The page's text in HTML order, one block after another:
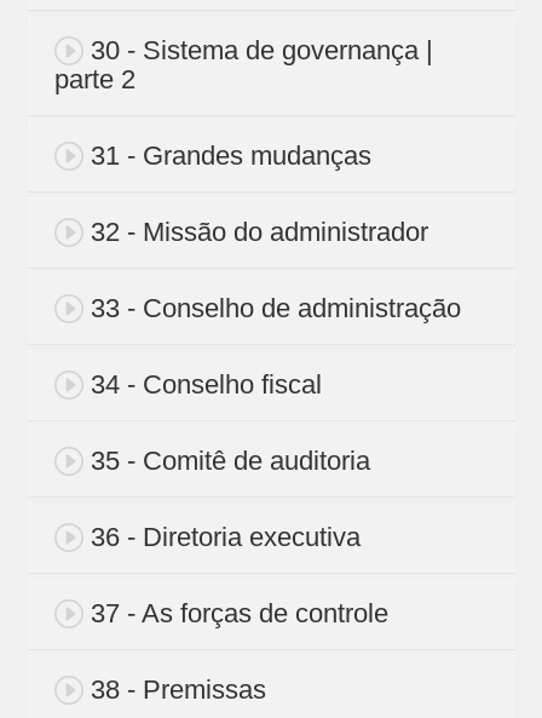
30 - Sistema de governança |
parte 2
31 - Grandes mudanças
32 - Missão do administrador
33 - Conselho de administração
34 - Conselho fiscal
35 - Comitê de auditoria
36 - Diretoria executiva
37 - As forças de controle
38 - Premissas